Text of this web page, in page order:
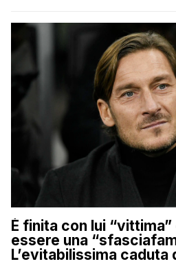
È finita con lui
essere una
L’evitabilissima caduta